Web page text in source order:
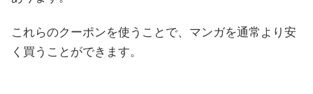
これらのクーポンを使うことで、マンガを通常より安
く買うことができます。